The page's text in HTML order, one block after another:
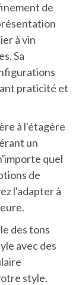
de
à vin
Sa
praticité et
à l'étagère
un
quel
de
l'adapter à
des tons
avec des
style.